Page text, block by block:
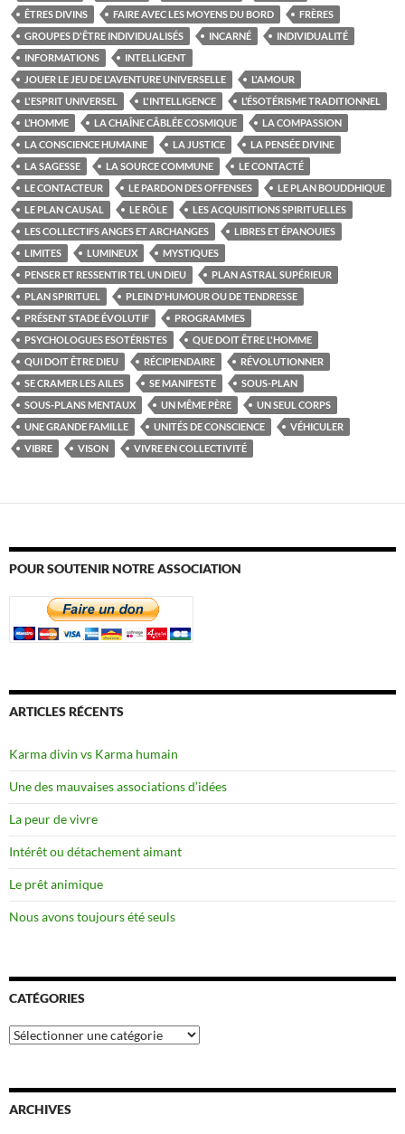
ÊTRES DIVINS FAIRE AVEC LES MOYENS DU BORD
FRÈRES
GROUPES D'ÊTRE INDIVIDUALISÉS
INCARNÉ
INDIVIDUALITÉ
INFORMATIONS
INTELLIGENT
JOUER LE JEU DE L'AVENTURE UNIVERSELLE
L'AMOUR
L'ESPRIT UNIVERSEL
L'INTELLIGENCE
L’ÉSOTÉRISME TRADITIONNEL
L’HOMME
LA CHAÎNE CÂBLÉE COSMIQUE
LA COMPASSION
LA CONSCIENCE HUMAINE
LA JUSTICE
LA PENSÉE DIVINE
LA SAGESSE
LA SOURCE COMMUNE
LE CONTACTÉ
LE CONTACTEUR
LE PARDON DES OFFENSES
LE PLAN BOUDDHIQUE
LE PLAN CAUSAL
LE RÔLE
LES ACQUISITIONS SPIRITUELLES
LES COLLECTIFS ANGES ET ARCHANGES
LIBRES ET ÉPANOUIES
LIMITES
LUMINEUX
MYSTIQUES
PENSER ET RESSENTIR TEL UN DIEU
PLAN ASTRAL SUPÉRIEUR
PLAN SPIRITUEL
PLEIN D'HUMOUR OU DE TENDRESSE
PRÉSENT STADE ÉVOLUTIF
PROGRAMMES
PSYCHOLOGUES ESOTÉRISTES
QUE DOIT ÊTRE L'HOMME
QUI DOIT ÊTRE DIEU
RÉCIPIENDAIRE
RÉVOLUTIONNER
SE CRAMER LES AILES
SE MANIFESTE
SOUS-PLAN
SOUS-PLANS MENTAUX
UN MÊME PÈRE
UN SEUL CORPS
UNE GRANDE FAMILLE
UNITÉS DE CONSCIENCE
VÉHICULER
VIBRE
VISON VIVRE EN COLLECTIVITÉ
POUR SOUTENIR NOTRE ASSOCIATION
ARTICLES RÉCENTS
Karma divin vs Karma humain
Une des mauvaises associations d’idées
La peur de vivre
Intérêt ou détachement aimant
Le prêt animique
Nous avons toujours été seuls
CATÉGORIES
Catégories
ARCHIVES